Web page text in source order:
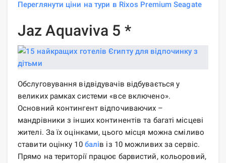
Переглянути ціни на тури в Rixos Premium Seagate
Jaz Aquaviva 5 *
Обслуговування відвідувачів відбувається у
великих рамках системи «все включено».
Основний контингент відпочиваючих –
мандрівники з інших континентів та багаті місцеві
жителі. За їх оцінками, цього місця можна сміливо
ставити оцінку 10 балів із 10 можливих за сервіс.
Прямо на території працює барвистий, кольоровий,